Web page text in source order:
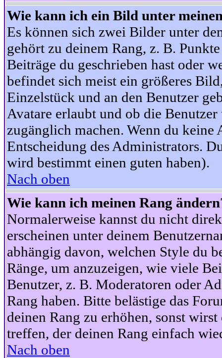
Wie kann ich ein Bild unter
Es können sich zwei Bilder unter
gehört zu deinem Rang, z. B.
Beiträge du geschrieben hast oder
befindet sich meist ein größeres
Einzelstück und an den Benutzer
Avatare erlaubt und ob die
zugänglich machen. Wenn du keine
Entscheidung des Administrators.
wird bestimmt einen guten haben).
Nach oben
Wie kann ich meinen Rang
Normalerweise kannst du nicht
erscheinen unter deinem
abhängig davon, welchen Style du
Ränge, um anzuzeigen, wie viele
Benutzer, z. B. Moderatoren oder
Rang haben. Bitte belästige das
deinen Rang zu erhöhen, sonst
treffen, der deinen Rang einfach
Nach oben